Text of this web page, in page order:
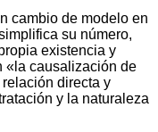
cambio de modelo en
su número,
existencia y
«la causalización de
directa y
y la naturaleza